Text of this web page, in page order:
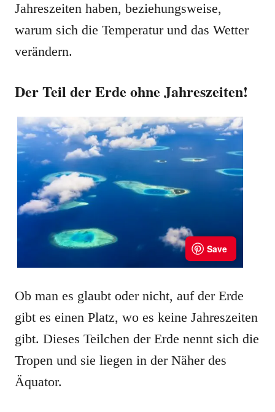
Jahreszeiten haben, beziehungsweise,
warum sich die Temperatur und das Wetter
verändern.
Der Teil der Erde ohne Jahreszeiten!
Ob man es glaubt oder nicht, auf der Erde
gibt es einen Platz, wo es keine Jahreszeiten
gibt. Dieses Teilchen der Erde nennt sich die
Tropen und sie liegen in der Näher des
Äquator.